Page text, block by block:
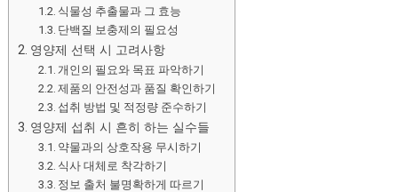
식물성 추출물과 그 효능
단백질 보충제의 필요성
영양제 선택 시 고려사항
개인의 필요와 목표 파악하기
제품의 안전성과 품질 확인하기
섭취 방법 및 적정량 준수하기
영양제 섭취 시 흔히 하는 실수들
약물과의 상호작용 무시하기
식사 대체로 착각하기
정보 출처 불명확하게 따르기